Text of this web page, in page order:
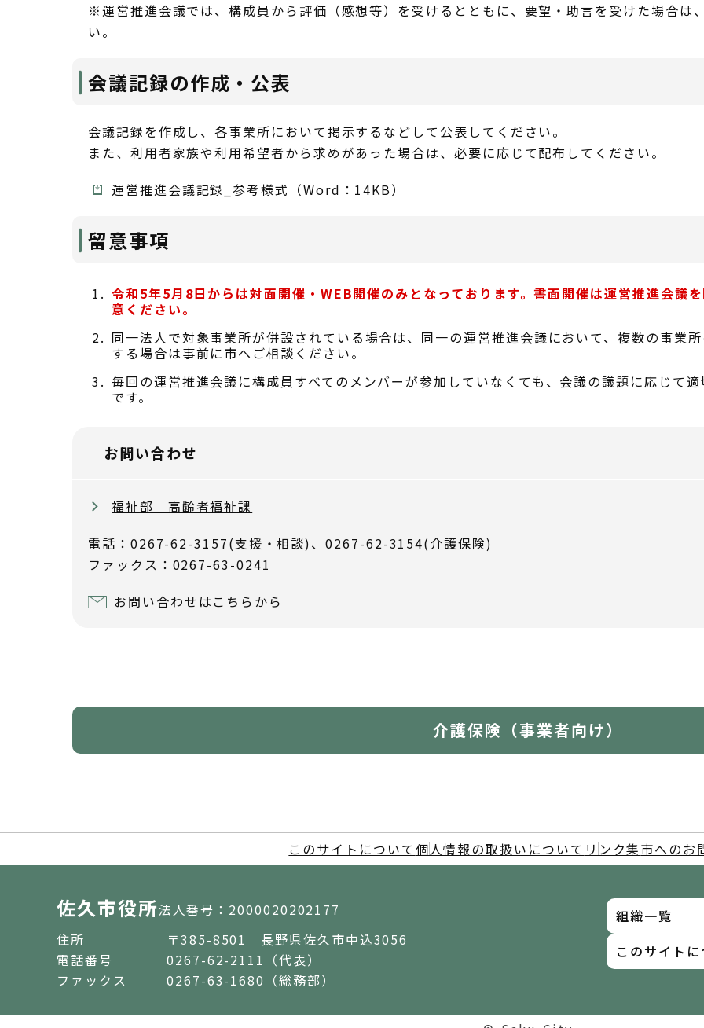
※運営推進会議では、構成員から評価（感想等）を受けるとともに、要望・助言を受けた場合は
い。
会議記録の作成・公表
会議記録を作成し、各事業所において掲示するなどして公表してください。
また、利用者家族や利用希望者から求めがあった場合は、必要に応じて配布してください。
運営推進会議記録_参考様式（Word：14KB）
留意事項
令和5年5月8日からは対面開催・WEB開催のみとなっております。書面開催は運営推進会議
意ください。
同一法人で対象事業所が併設されている場合は、同一の運営推進会議において、複数の事業
する場合は事前に市へご相談ください。
毎回の運営推進会議に構成員すべてのメンバーが参加していなくても、会議の議題に応じて
です。
お問い合わせ
福祉部 高齢者福祉課
電話：0267-62-3157(支援・相談)、0267-62-3154(介護保険)
ファックス：0267-63-0241
お問い合わせはこちらから
介護保険（事業者向け）
このサイトについて 個人情報の取扱いについて リンク集市へのお
佐久市役所法人番号：2000020202177
住所
〒385-8501 長野県佐久市中込3056
電話番号
0267-62-2111（代表）
ファックス
0267-63-1680（総務部）
組織一覧
このサイト